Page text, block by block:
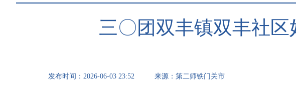
三〇团双丰镇双丰社
发布时间： 2026-06-03 23:52 来源： 第二师铁门关市